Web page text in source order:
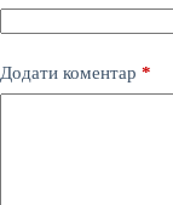
Додати коментар *